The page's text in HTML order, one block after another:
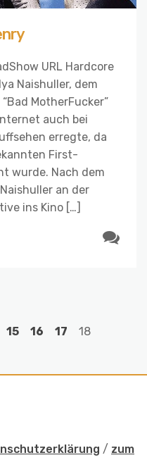
URL Hardcore
Naishuller, dem
MotherFucker”
auch bei
erregte, da
First-
wurde. Nach dem
an der
ins Kino […]
15 16 17 18
/ zum